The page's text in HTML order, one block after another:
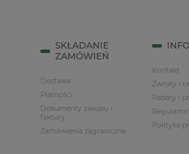
SKŁADANIE
ZAMÓWIEŃ
Dostawa
Płatności
Dokumenty zakupu i
faktury
Zamówienia zagraniczne
Kontakt
Zwroty i
Rabaty i
Regulamin
Polityka